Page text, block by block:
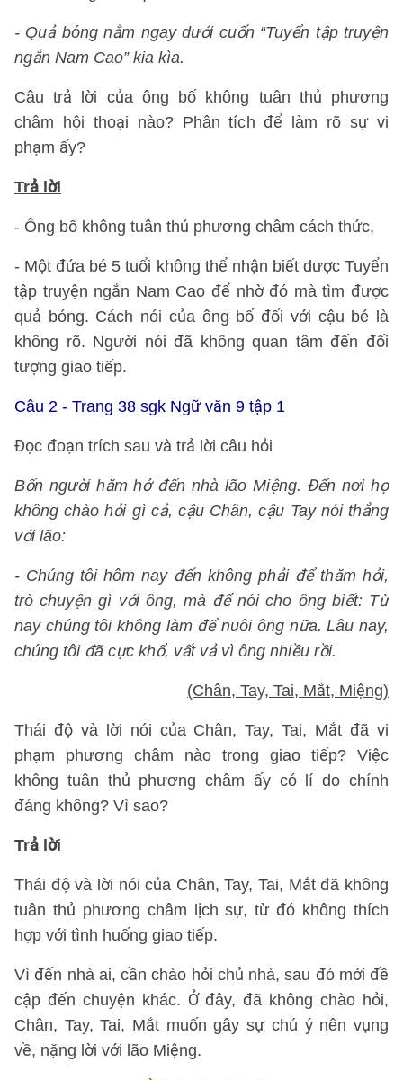
- Quả bóng nằm ngay dưới cuốn “Tuyển tập truyện
ngắn Nam Cao” kia kìa.
Câu trả lời của ông bố không tuân thủ phương
châm hội thoại nào? Phân tích để làm rõ sự vi
phạm ấy?
Trả lời
- Ông bố không tuân thủ phương châm cách thức,
- Một đứa bé 5 tuổi không thể nhận biết dược Tuyển
tập truyện ngắn Nam Cao để nhờ đó mà tìm được
quả bóng. Cách nói của ông bố đối với cậu bé là
không rõ. Người nói đã không quan tâm đến đối
tượng giao tiếp.
Câu 2 - Trang 38 sgk Ngữ văn 9 tập 1
Đọc đoạn trích sau và trả lời câu hỏi
Bốn người hăm hở đến nhà lão Miệng. Đến nơi họ
không chào hỏi gì cả, cậu Chân, cậu Tay nói thẳng
với lão:
- Chúng tôi hôm nay đến không phải để thăm hỏi,
trò chuyện gì với ông, mà để nói cho ông biết: Từ
nay chúng tôi không làm để nuôi ông nữa. Lâu nay,
chúng tôi đã cực khổ, vất vả vì ông nhiều rồi.
(Chân, Tay, Tai, Mắt, Miệng)
Thái độ và lời nói của Chân, Tay, Tai, Mắt đã vi
phạm phương châm nào trong giao tiếp? Việc
không tuân thủ phương châm ấy có lí do chính
đáng không? Vì sao?
Trả lời
Thái độ và lời nói của Chân, Tay, Tai, Mắt đã không
tuân thủ phương châm lịch sự, từ đó không thích
hợp với tình huống giao tiếp.
Vì đến nhà ai, cần chào hỏi chủ nhà, sau đó mới đề
cập đến chuyện khác. Ở đây, đã không chào hỏi,
Chân, Tay, Tai, Mắt muốn gây sự chú ý nên vụng
về, nặng lời với lão Miệng.